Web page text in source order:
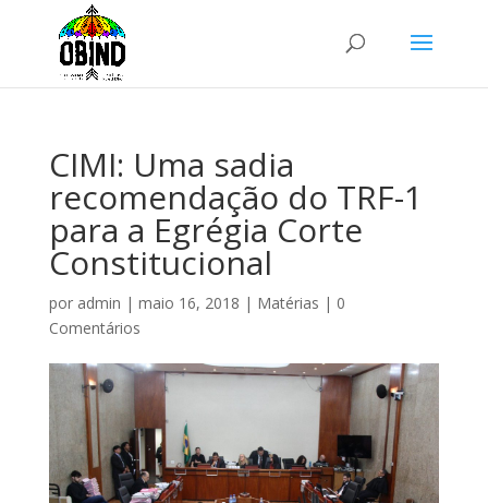
CIMI: Uma sadia
recomendação do TRF-1
para a Egrégia Corte
Constitucional
por admin | maio 16, 2018 | Matérias | 0
Comentários